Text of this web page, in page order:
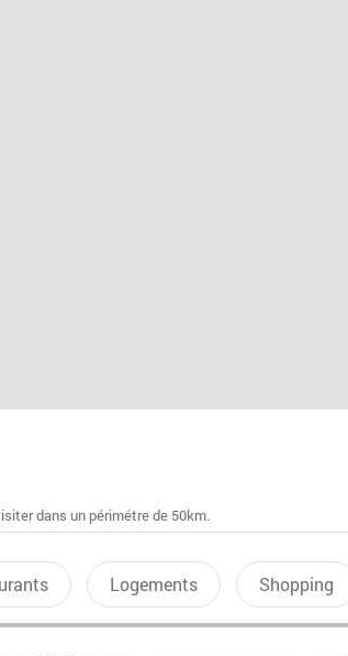
dans un périmétre de 50km.
Logements Shopping